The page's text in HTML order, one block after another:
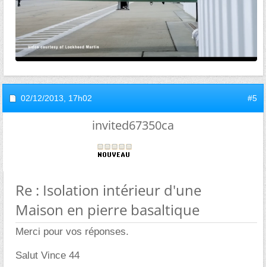
02/12/2013, 17h02 #5
invited67350ca
Re : Isolation intérieur d'une
Maison en pierre basaltique
Merci pour vos réponses.
Salut Vince 44